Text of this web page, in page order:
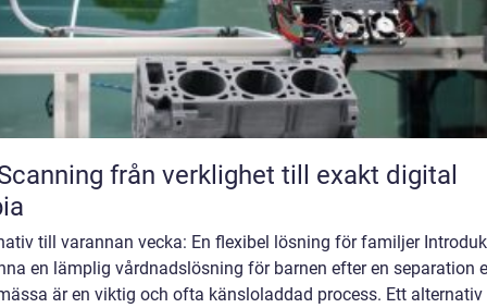
verklighet till exakt digital
till varannan vecka: En flexibel lösning för familjer
en lämplig vårdnadslösning för barnen efter en separation
är en viktig och ofta känsloladdad process. Ett